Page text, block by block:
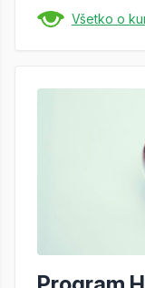
Všetko o